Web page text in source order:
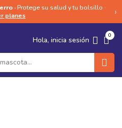
·Protege su salud y tu bolsillo ·
planes
›
Hola, inicia sesión 0